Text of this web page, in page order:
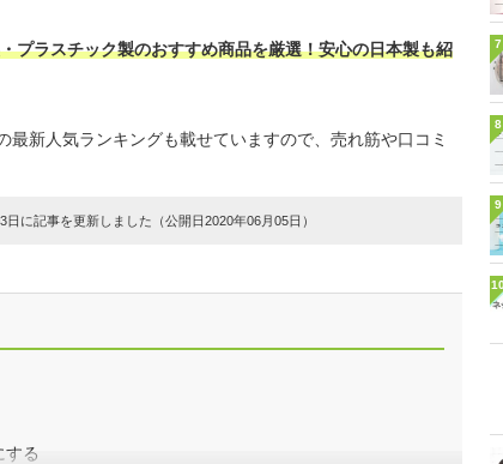
プラスチック製のおすすめ商品を厳選！安心の日本製も紹
新人気ランキングも載せていますので、売れ筋や口コミ
に記事を更新しました（公開日2020年06月05日）
する
7
8
9